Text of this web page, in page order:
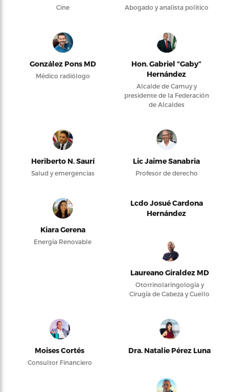
Cine Abogado y analista político
González Pons MD
Médico radiólogo
Hon. Gabriel “Gaby”
Hernández
Alcalde de Camuy y
presidente de la Federación
de Alcaldes
Heriberto N. Saurí
Salud y emergencias
Lic Jaime Sanabria
Profesor de derecho
Kiara Gerena
Energía Renovable
Lcdo Josué Cardona
Hernández
Laureano Giraldez MD
Otorrinolaringología y
Cirugía de Cabeza y Cuello
Moises Cortés
Consultor Financiero
Dra. Natalie Pérez Luna